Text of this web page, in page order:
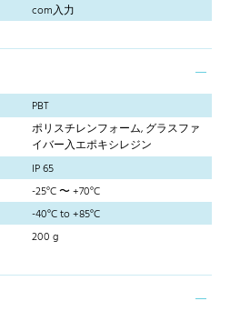
com入力
PBT
ポリスチレンフォーム, グラスファ
イバー入エポキシレジン
IP 65
-25°C 〜 +70°C
-40°C to +85°C
200 g